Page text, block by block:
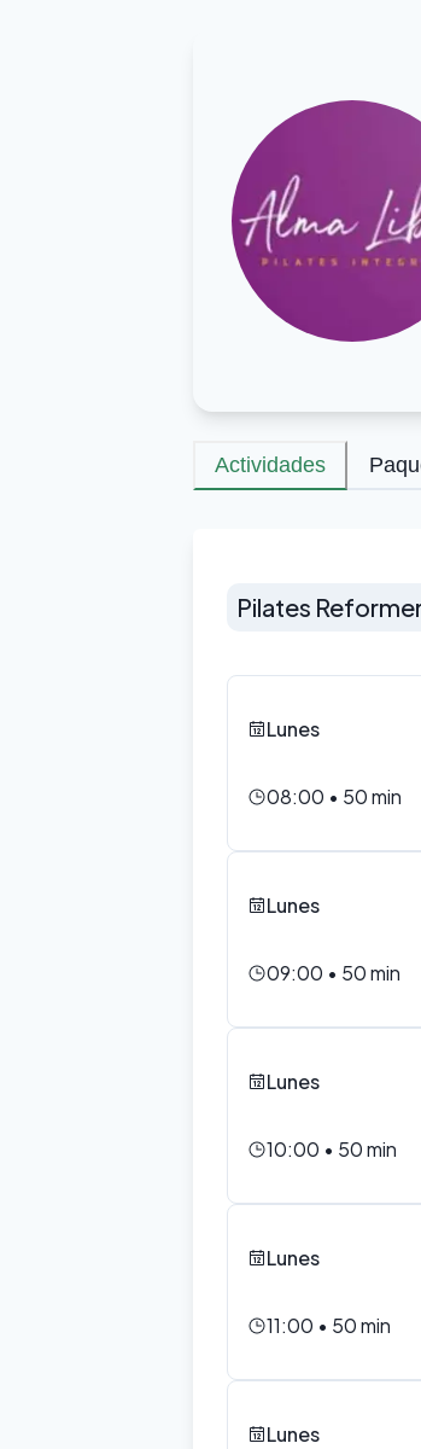
Actividades
Pilates
Lunes
08:00 • 50min
Lunes
09:00 • 50min
Lunes
10:00 • 50min
Lunes
11:00 • 50min
Lunes